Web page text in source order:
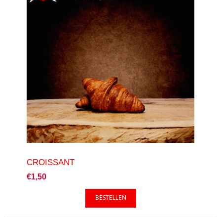
CROISSANT
€1,50